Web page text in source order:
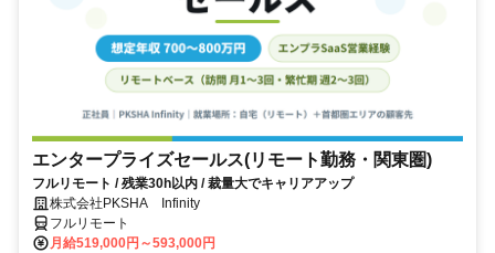
エンタープライズセールス(リモート勤務・関東圏)
フルリモート / 残業30h以内 / 裁量大でキャリアアップ
株式会社PKSHA Infinity
フルリモート
月給519,000円～593,000円